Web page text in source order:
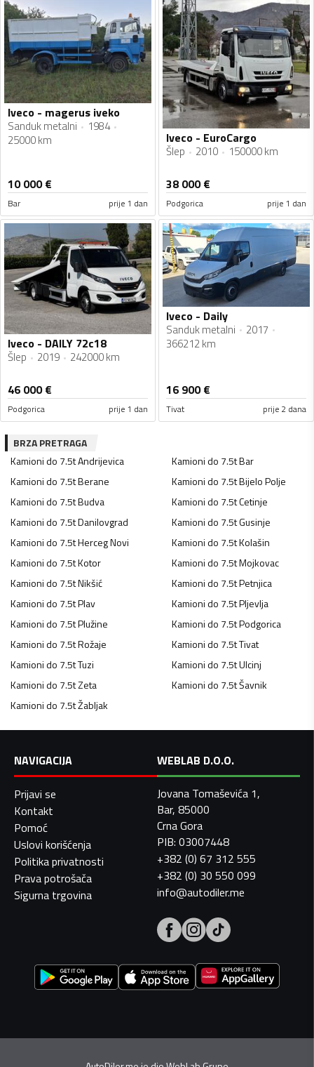
Iveco - magerus iveko
Sanduk metalni
1984
25000 km
10 000€
Bar prije 1 dan
Iveco - EuroCargo
Šlep 2010 150000 km
38 000€
Podgorica prije 1 dan
Iveco - DAILY 72c18
Šlep 2019 242000 km
46 000€
Podgorica prije 1 dan
Iveco - Daily
Sanduk metalni
2017
366212 km
16 900€
Tivat prije 2 dana
BRZA PRETRAGA
Kamioni do 7.5tAndrijevica Kamioni do 7.5tBar
Kamioni do 7.5tBerane Kamioni do 7.5tBijelo Polje
Kamioni do 7.5tBudva Kamioni do 7.5tCetinje
Kamioni do 7.5tDanilovgrad Kamioni do 7.5tGusinje
Kamioni do 7.5tHerceg Novi Kamioni do 7.5tKolašin
Kamioni do 7.5tKotor Kamioni do 7.5tMojkovac
Kamioni do 7.5tNikšić Kamioni do 7.5tPetnjica
Kamioni do 7.5tPlav Kamioni do 7.5tPljevlja
Kamioni do 7.5tPlužine Kamioni do 7.5tPodgorica
Kamioni do 7.5tRožaje Kamioni do 7.5tTivat
Kamioni do 7.5tTuzi Kamioni do 7.5tUlcinj
Kamioni do 7.5tZeta Kamioni do 7.5tŠavnik
Kamioni do 7.5tŽabljak
NAVIGACIJA
Prijavi se
Kontakt
Pomoć
Uslovi korišćenja
Politika privatnosti
Prava potrošača
Sigurna trgovina
WEBLAB D.O.O.
Jovana Tomaševića 1,
Bar, 85000
Crna Gora
PIB: 03007448
+382 (0) 67 312 555
+382 (0) 30 550 099
info@autodiler.me